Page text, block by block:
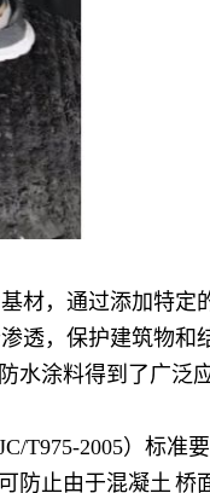
材，通过添加特定
透，保护建筑物
涂料得到了广泛
T975-2005）标准要
防止由于混凝土 桥